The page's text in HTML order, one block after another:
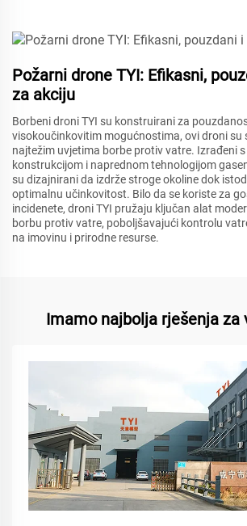
Požarni drone TYI: Efikasni,
za akciju
Borbeni droni TYI su konstruirani za
visokoučinkovitim mogućnostima, ovi droni su
najtežim uvjetima borbe protiv vatre. Izrađeni
konstrukcijom i naprednom tehnologijom
su dizajnirani da izdrže stroge okoline dok
optimalnu učinkovitost. Bilo da se koriste za
incidenete, droni TYI pružaju ključan alat
borbu protiv vatre, poboljšavajući kontrolu
na imovinu i prirodne resurse.
Imamo najbolja rješenja za